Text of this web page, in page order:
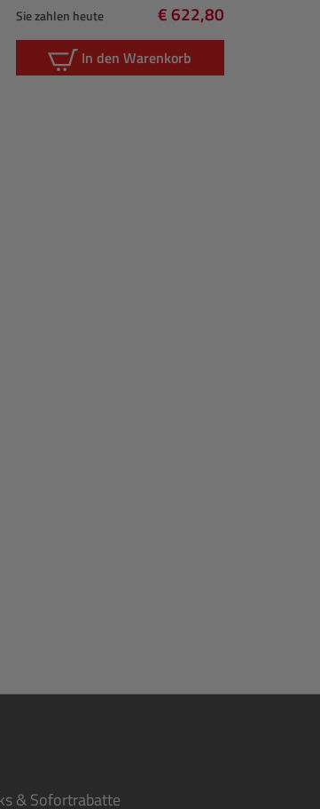
Sie zahlen heute
Regulärer Preis:
€ 622,80
In den Warenkorb
& Sofortrabatte